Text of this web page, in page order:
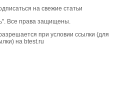
на свежие статьи
Все права защищены.
при условии ссылки (для
на btest.ru